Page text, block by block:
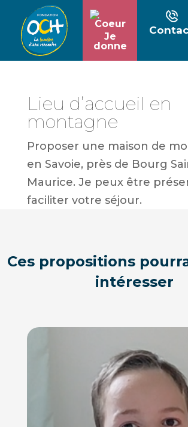
Je
donne
Lieu d’accueil en
montagne
Proposer une maison de
en Savoie, près de Bourg
Maurice. Je peux être
faciliter votre séjour.
Ces propositions
intéresser